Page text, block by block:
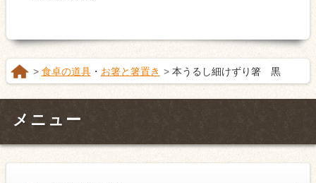
食卓の道具・ お箸と箸置き 本うるし細けずり箸 黒
メニュー